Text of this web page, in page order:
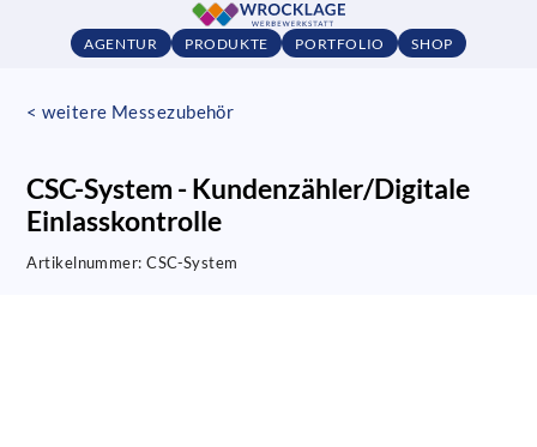
AGENTUR PRODUKTE PORTFOLIO SHOP
< weitere Messezubehör
CSC-System - Kundenzähler/Digitale
Einlasskontrolle
Artikelnummer:CSC-System